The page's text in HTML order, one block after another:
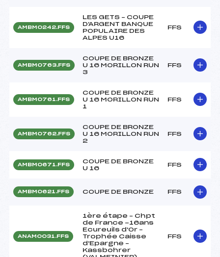
AMBM0242.FFS
LES GETS – COUPE
D'ARGENT BANQUE
POPULAIRE DES
ALPES U16
FFS
AMBM0763.FFS
COUPE DE BRONZE
U 16 MORILLON RUN
3
FFS
AMBM0761.FFS
COUPE DE BRONZE
U 16 MORILLON RUN
1
FFS
AMBM0762.FFS
COUPE DE BRONZE
U 16 MORILLON RUN
2
FFS
AMBM0671.FFS
COUPE DE BRONZE
U 16
FFS
AMBM0621.FFS COUPE DE BRONZE FFS
ANAM0031.FFS
1ère étape – Chpt
de France -16ans
Ecureuils d'Or –
Trophée Caisse
d'Epargne –
Kassbohrer
FFS